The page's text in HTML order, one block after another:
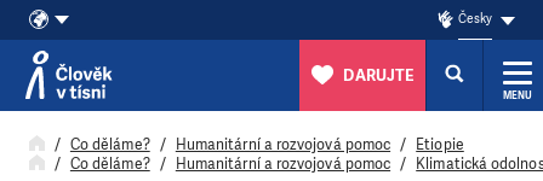
Přeskočit na obsah
Česky
DARUJTE
MENU
Co děláme? Humanitární a rozvojová pomoc
Etiopie
Co děláme?
Humanitární a rozvojová pomoc Klimatická